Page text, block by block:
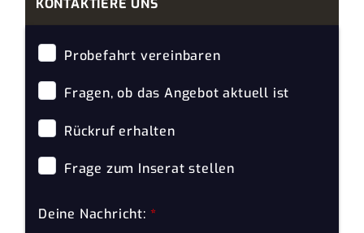
KONTAKTIERE UNS
Probefahrt vereinbaren
Fragen, ob das Angebot aktuell ist
Rückruf erhalten
Frage zum Inserat stellen
Deine Nachricht: *